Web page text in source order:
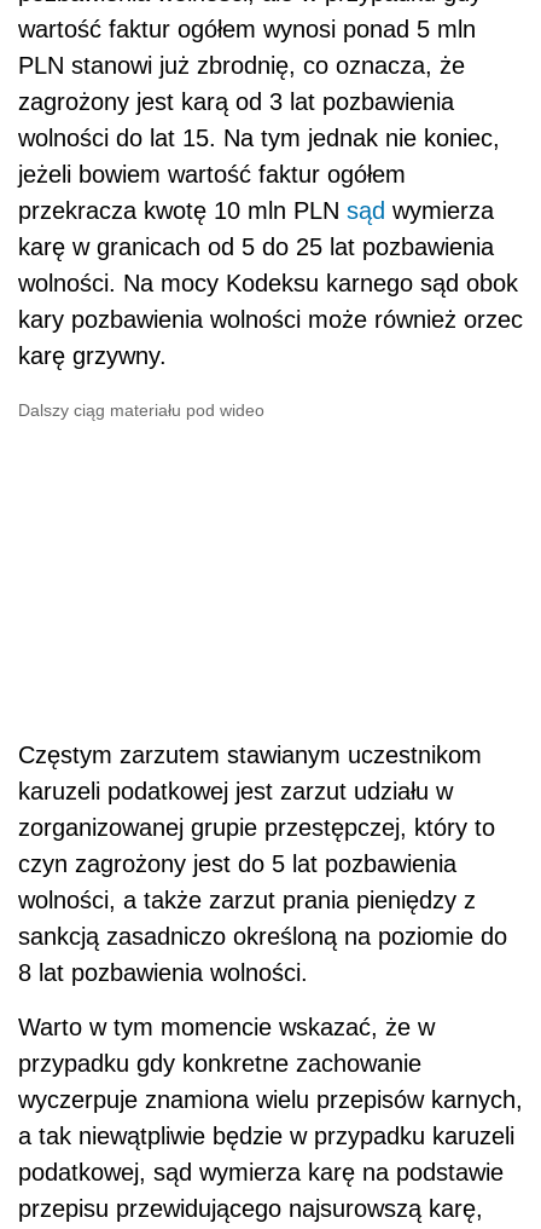
wartość faktur ogółem wynosi ponad 5 mln
PLN stanowi już zbrodnię, co oznacza, że
zagrożony jest karą od 3 lat pozbawienia
wolności do lat 15. Na tym jednak nie koniec,
jeżeli bowiem wartość faktur ogółem
przekracza kwotę 10 mln PLN sąd wymierza
karę w granicach od 5 do 25 lat pozbawienia
wolności. Na mocy Kodeksu karnego sąd obok
kary pozbawienia wolności może również orzec
karę grzywny.
Dalszy ciąg materiału pod wideo
Częstym zarzutem stawianym uczestnikom
karuzeli podatkowej jest zarzut udziału w
zorganizowanej grupie przestępczej, który to
czyn zagrożony jest do 5 lat pozbawienia
wolności, a także zarzut prania pieniędzy z
sankcją zasadniczo określoną na poziomie do
8 lat pozbawienia wolności.
Warto w tym momencie wskazać, że w
przypadku gdy konkretne zachowanie
wyczerpuje znamiona wielu przepisów karnych,
a tak niewątpliwie będzie w przypadku karuzeli
podatkowej, sąd wymierza karę na podstawie
przepisu przewidującego najsurowszą karę,